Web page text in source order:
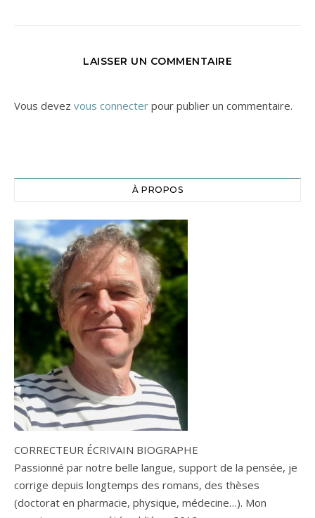
LAISSER UN COMMENTAIRE
Vous devez vous connecter pour publier un commentaire.
À PROPOS
CORRECTEUR ÉCRIVAIN BIOGRAPHE
Passionné par notre belle langue, support de la pensée, je
corrige depuis longtemps des romans, des thèses
(doctorat en pharmacie, physique, médecine…). Mon